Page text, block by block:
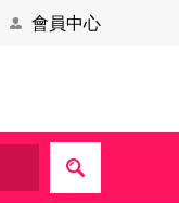
會員中心